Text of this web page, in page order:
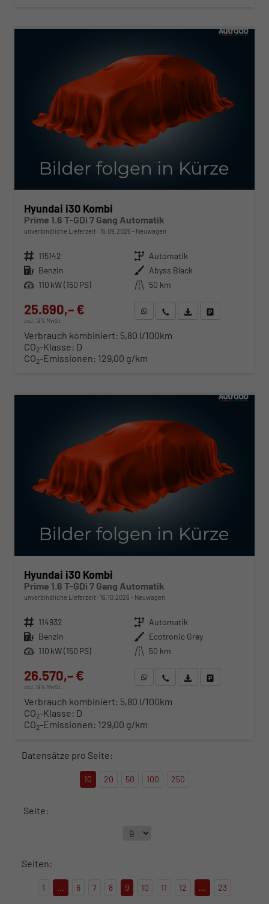
Hyundai i30 Kombi
Prime 1.6 T-GDi 7 Gang Automatik
unverbindliche Lieferzeit: 16.09.2026 Neuwagen
Fahrzeugnr. 115142 Getriebe Automatik
Kraftstoff Benzin Außenfarbe Abyss Black
Leistung 110 kW (150 PS) Kilometerstand 50 km
25.690,– €
incl. 19% MwSt.
WhatsApp anfragen
Wir rufen Sie anFahrzeugexposé (PDF)
Verbrauch kombiniert: 5,80 l/100km
CO2-Klasse: D
CO2-Emissionen: 129,00 g/km
Hyundai i30 Kombi
Prime 1.6 T-GDi 7 Gang Automatik
unverbindliche Lieferzeit: 16.10.2026 Neuwagen
Fahrzeugnr. 114932 Getriebe Automatik
Kraftstoff Benzin Außenfarbe Ecotronic Grey
Leistung 110 kW (150 PS) Kilometerstand 50 km
26.570,– €
incl. 19% MwSt.
WhatsApp anfragen
Wir rufen Sie anFahrzeugexposé (PDF)
Verbrauch kombiniert: 5,80 l/100km
CO2-Klasse: D
CO2-Emissionen: 129,00 g/km
Datensätze pro Seite:
10 20 50 100 250
Seite:
Seiten:
1 ... 6 7 8 9 10 11 12 ... 23